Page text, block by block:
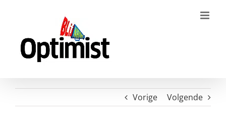
Vorige Volgende